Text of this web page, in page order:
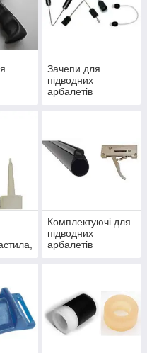
Зачепи для
підводних
арбалетів
Комплектуючі для
підводних
арбалетів